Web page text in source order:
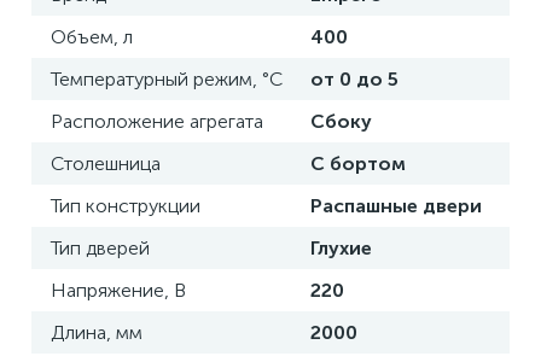
Объем, л
400
Температурный режим, °С
от 0 до 5
Расположение агрегата
Сбоку
Столешница
С бортом
Тип конструкции
Распашные двери
Тип дверей
Глухие
Напряжение, В
220
Длина, мм
2000